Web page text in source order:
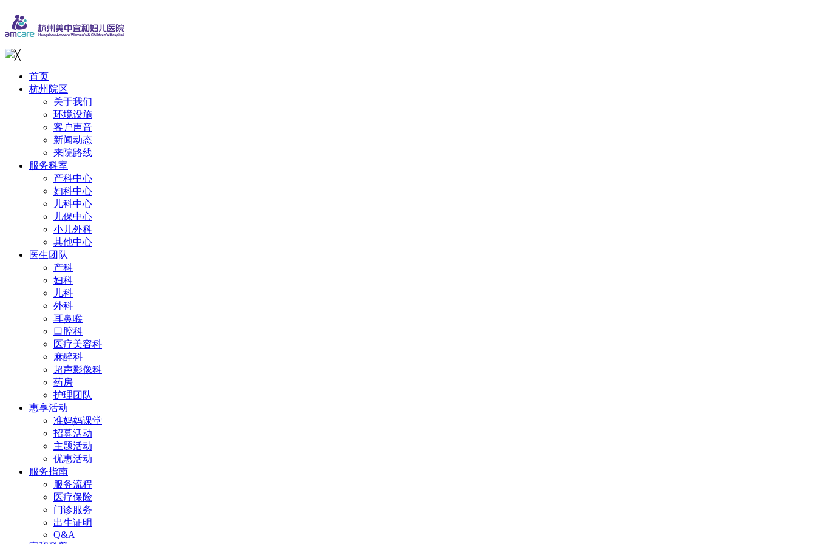
╳
首页
杭州院区
关于我们
环境设施
客户声音
新闻动态
来院路线
服务科室
产科中心
妇科中心
儿科中心
儿保中心
小儿外科
其他中心
医生团队
产科
妇科
儿科
外科
耳鼻喉
口腔科
医疗美容科
麻醉科
超声影像科
药房
护理团队
惠享活动
准妈妈课堂
招募活动
主题活动
优惠活动
服务指南
服务流程
医疗保险
门诊服务
出生证明
Q&A